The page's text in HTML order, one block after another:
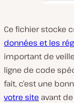
Ce fichier stocke
données et les
important de
ligne de code
fait, c’est une
votre site avant